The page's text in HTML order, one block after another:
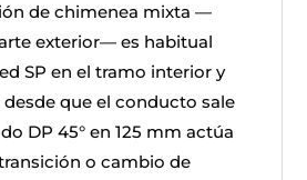
de chimenea mixta —
exterior— es habitual
SP en el tramo interior y
que el conducto sale
DP 45° en 125 mm actúa
o cambio de